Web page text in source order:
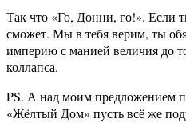
Так что «Го, Донни, го!». Если
сможет. Мы в тебя верим, ты
империю с манией величия до
коллапса.
PS. А над моим предложением
«Жёлтый Дом» пусть всё же